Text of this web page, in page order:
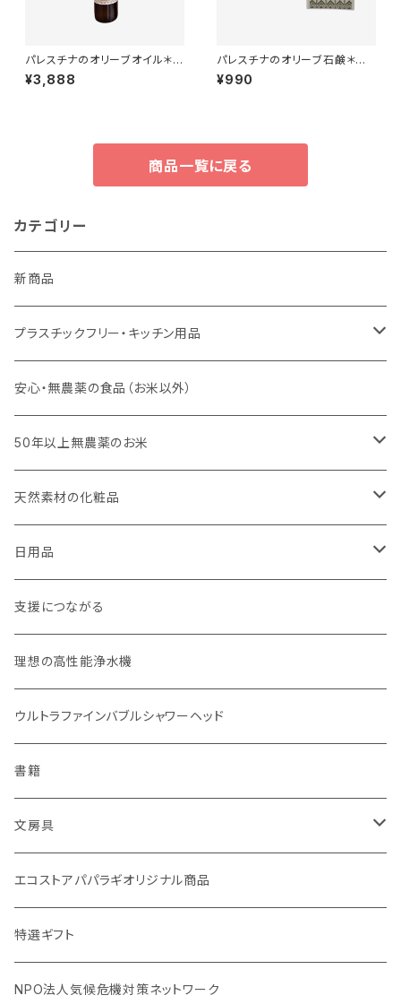
パレスチナのオリーブオイル＊フ
ェアトレード＊無農薬＊パレスチ
ナ支援＊500CC
¥3,888
パレスチナのオリーブ石鹸＊食
用ヴァージン＊オリーブオイル
だけを原料とした貴重なオリー
¥990
商品一覧に戻る
カテゴリー
新商品
プラスチックフリー・キッチン用品
キッチンスポンジ・キッチンブラシ
びわこ・和太布（日本独自の方法で織られた木綿の布巾）
weck（ドイツ生まれのガラス容器）
パーツ
スタッシャー（シリコンの保存容器）
お弁当箱
無塗装カトラリー
マイボトル
Ecoffee Cup（環境にやさしい竹素材）
stojo(折り畳めて何度でも使用できるコーヒーカップ)
オリーブウッド カッティングボード
調理用品
安心・無農薬の食品（お米以外）
50年以上無農薬のお米
玄米（定期便）
白米（定期便）
分づき米（定期便）
玄米（1回購入）
白米（1回購入）
分づき米（1回購入）
天然素材の化粧品
日焼け止め
ヘアケア
スキンケア
リップバーム
国産シャンプーバー・コンディショナーバー
日用品
国産シャンプーバー・コンディショナーバー
オーラルケア
生分解性ソープ類・せっけん
アメニティー・バス用品
天然素材のブラシ、掃除道具
生理用品
虫除けグッズ
支援につながる
理想の高性能浄水機
ウルトラファインバブルシャワーヘッド
書籍
文房具
バナナペーパーグッズ
天然素材の消しゴム
エコストアパパラギオリジナル商品
特選ギフト
NPO法人気候危機対策ネットワーク